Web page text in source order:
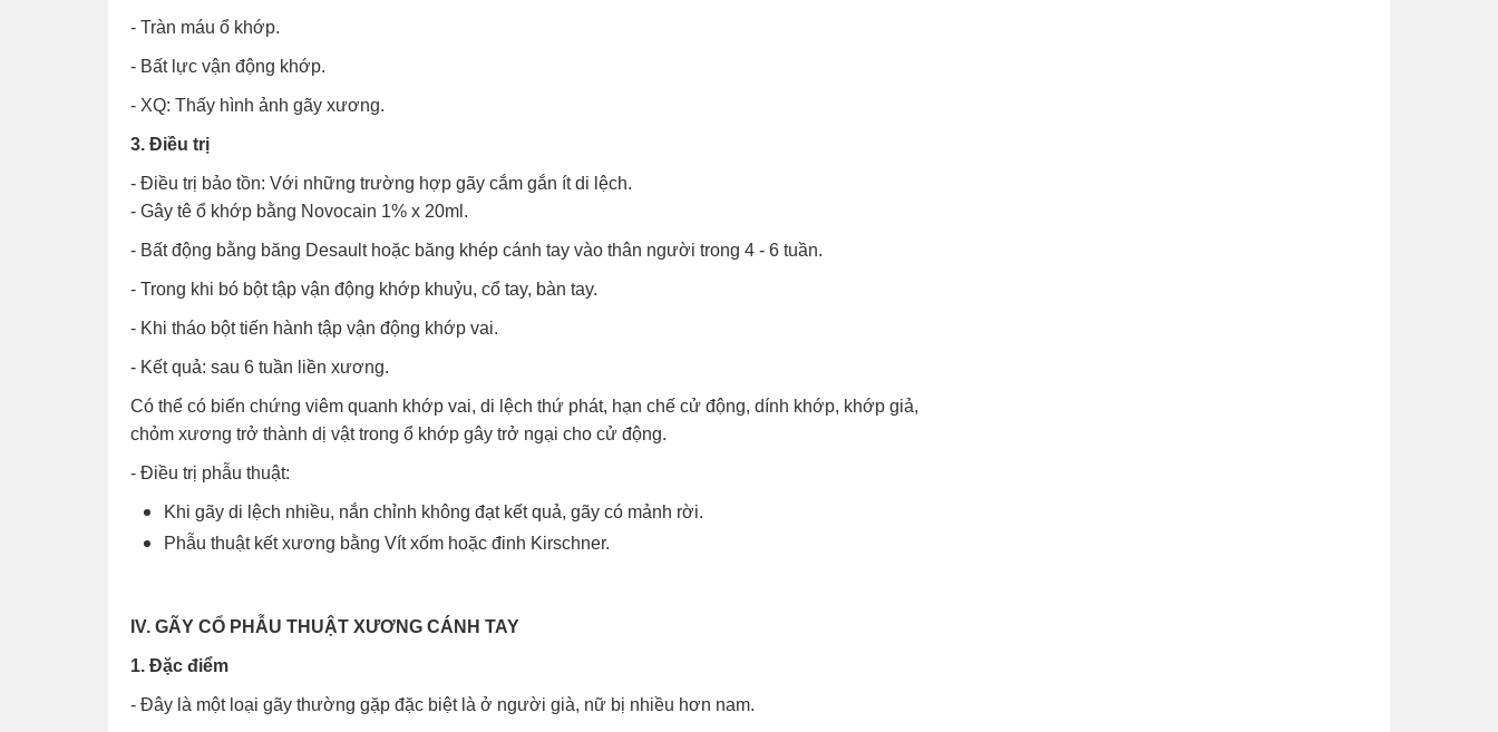
- Tràn máu ổ khớp.
- Bất lực vận động khớp.
- XQ: Thấy hình ảnh gãy xương.
3. Điều trị
- Điều trị bảo tồn: Với những trường hợp gãy cắm gắn ít di lệch.
- Gây tê ổ khớp bằng Novocain 1% x 20ml.
- Bất động bằng băng Desault hoặc băng khép cánh tay vào thân người trong 4 - 6 tuần.
- Trong khi bó bột tập vận động khớp khuỷu, cổ tay, bàn tay.
- Khi tháo bột tiến hành tập vận động khớp vai.
- Kết quả: sau 6 tuần liền xương.
Có thể có biến chứng viêm quanh khớp vai, di lệch thứ phát, hạn chế cử động, dính khớp, khớp giả,
chỏm xương trở thành dị vật trong ổ khớp gây trở ngại cho cử động.
- Điều trị phẫu thuật:
Khi gãy di lệch nhiều, nắn chỉnh không đạt kết quả, gãy có mảnh rời.
Phẫu thuật kết xương bằng Vít xốm hoặc đinh Kirschner.
IV. GÃY CỔ PHẪU THUẬT XƯƠNG CÁNH TAY
1. Đặc điểm
- Đây là một loại gãy thường gặp đặc biệt là ở người già, nữ bị nhiều hơn nam.